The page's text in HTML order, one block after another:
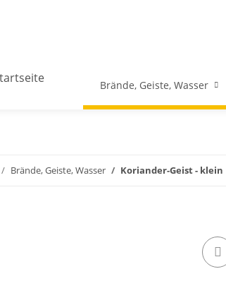
Brände, Geiste, Wasser
Brände, Geiste, Wasser Koriander-Geist - klein